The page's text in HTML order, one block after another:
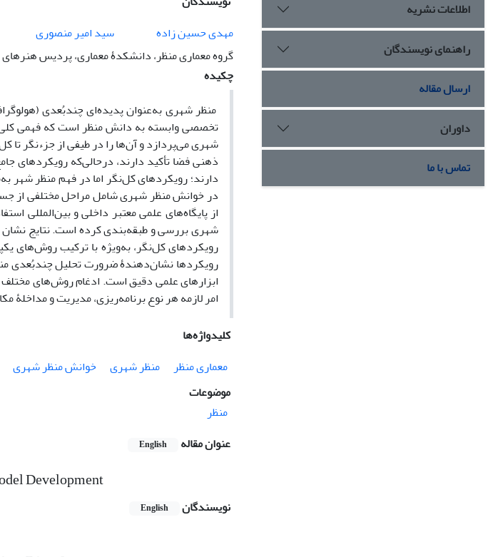
مهدی حسین زاده
سید امیر منصوری
گروه معماری منظر، دانشکدۀ معماری، پردیس هنرهای
چکیده
منظر شهری به‌عنوان پدیده‌ای چندبُعدی
تخصصی وابسته به دانش منظر است که فهمی کلی
شهری می‌پردازد و آن‌ها را در طیفی از جزءنگر
ذهنی فضا تأکید دارند، درحالی‌که رویکردهای
دارند؛ رویکردهای کل‌نگر اما در فهم منظر
در خوانش منظر شهری شامل مراحل مختلفی از
از پایگاه‌های علمی معتبر داخلی و بین‌المللی
شهری بررسی و طبقه‌بندی کرده‌ است. نتایج
رویکردهای کل‌نگر، به‌ویژه با ترکیب روش‌‌های
رویکردها نشان‌دهندۀ ضرورت تحلیل چندبُعدی
ابزارهای علمی دقیق است. ادغام روش‌های
امر لازمه هر نوع برنامه‌‌ریزی، مدیریت و
کلیدواژه‌ها
معماری منظر
منظر شهری خوانش منظر شهری
موضوعات
منظر
عنوان مقاله
English
Development
نویسندگان English
اطلاعات نشریه
راهنمای نویسندگان
ارسال مقاله
داوران
تماس با ما